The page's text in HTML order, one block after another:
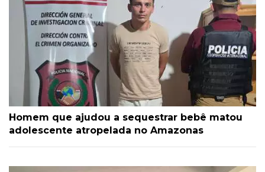
Homem que ajudou a sequestrar bebê matou
adolescente atropelada no Amazonas